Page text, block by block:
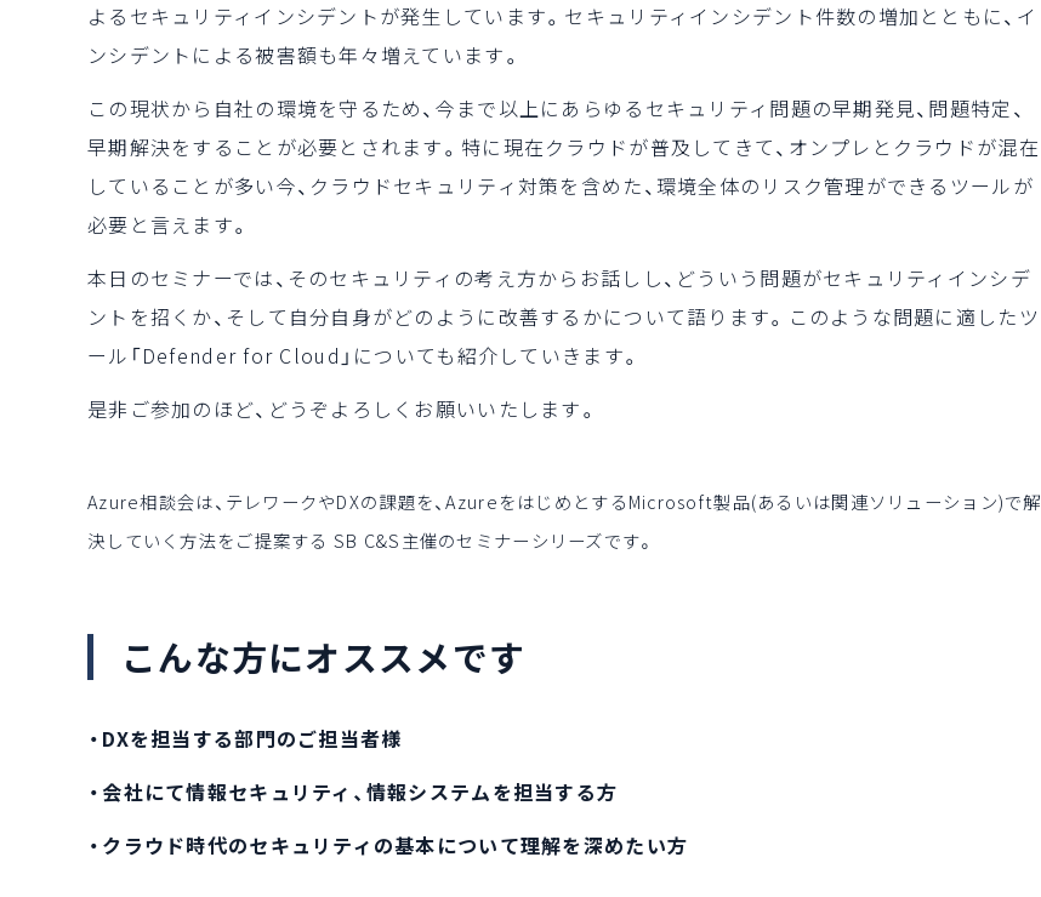
よるセキュリティインシデントが発生しています。セキュリティインシデント件数の増加とともに、イ
ンシデントによる被害額も年々増えています。
この現状から自社の環境を守るため、今まで以上にあらゆるセキュリティ問題の早期発見、問題特定、
早期解決をすることが必要とされます。特に現在クラウドが普及してきて、オンプレとクラウドが混在
していることが多い今、クラウドセキュリティ対策を含めた、環境全体のリスク管理ができるツールが
必要と言えます。
本日のセミナーでは、そのセキュリティの考え方からお話しし、どういう問題がセキュリティインシデ
ントを招くか、そして自分自身がどのように改善するかについて語ります。このような問題に適したツ
ール「Defender for Cloud」についても紹介していきます。
是非ご参加のほど、どうぞよろしくお願いいたします。
Azure相談会は、テレワークやDXの課題を、AzureをはじめとするMicrosoft製品(あるいは関連ソリューション)で解
決していく方法をご提案する SB C&S主催のセミナーシリーズです。
こんな方にオススメです
・DXを担当する部門のご担当者様
・会社にて情報セキュリティ、情報システムを担当する方
・クラウド時代のセキュリティの基本について理解を深めたい方